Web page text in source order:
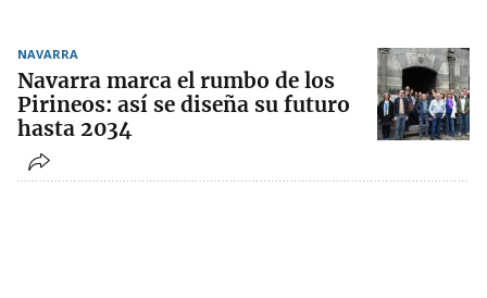
NAVARRA
Navarra marca el rumbo de los
Pirineos: así se diseña su futuro
hasta 2034